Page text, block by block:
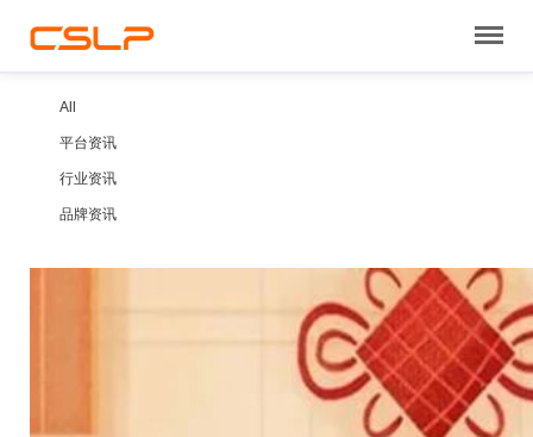
All
平台资讯
行业资讯
品牌资讯